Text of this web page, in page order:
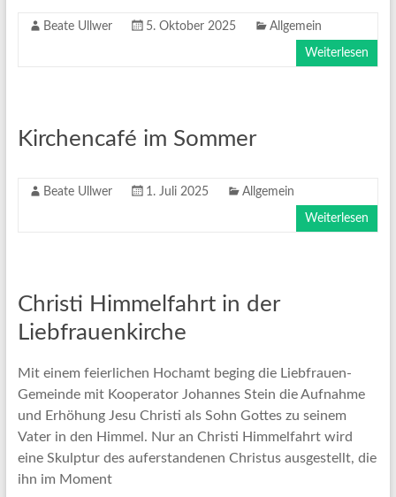
Beate Ullwer 5. Oktober 2025 Allgemein
Weiterlesen
Kirchencafé im Sommer
Beate Ullwer 1. Juli 2025 Allgemein
Weiterlesen
Christi Himmelfahrt in der
Liebfrauenkirche
Mit einem feierlichen Hochamt beging die Liebfrauen-
Gemeinde mit Kooperator Johannes Stein die Aufnahme
und Erhöhung Jesu Christi als Sohn Gottes zu seinem
Vater in den Himmel. Nur an Christi Himmelfahrt wird
eine Skulptur des auferstandenen Christus ausgestellt, die
ihn im Moment